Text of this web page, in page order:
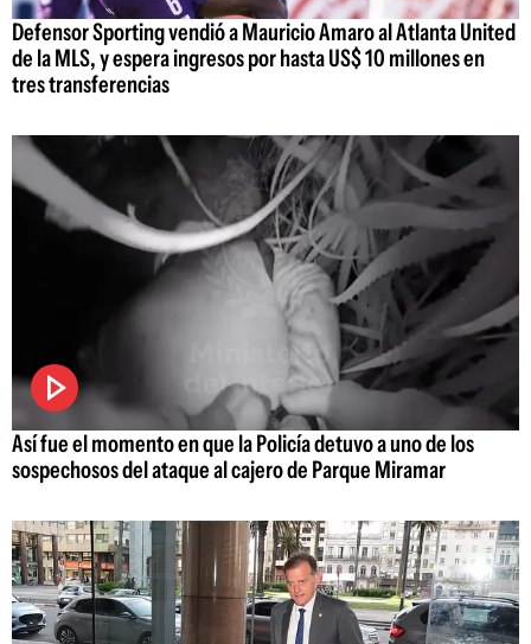
Defensor Sporting vendió a Mauricio Amaro al Atlanta United
de la MLS, y espera ingresos por hasta US$ 10 millones en
tres transferencias
Así fue el momento en que la Policía detuvo a uno de los
sospechosos del ataque al cajero de Parque Miramar